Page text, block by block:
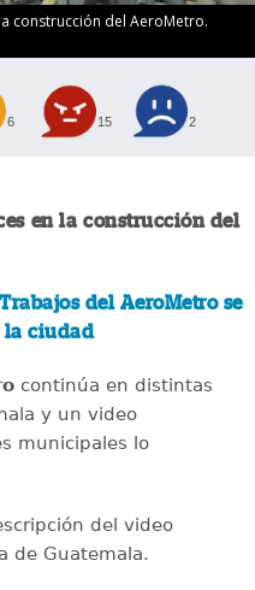
construcción del AeroMetro.
6 15 2
en la construcción del
del AeroMetro se
la ciudad
continúa en distintas
y un video
municipales lo
del video
de Guatemala.